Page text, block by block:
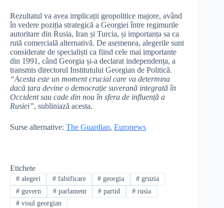
Rezultatul va avea implicații geopolitice majore, având
în vedere poziția strategică a Georgiei între regimurile
autoritare din Rusia, Iran și Turcia, și importanța sa ca
rută comercială alternativă. De asemenea, alegerile sunt
considerate de specialiști ca fiind cele mai importante
din 1991, când Georgia și-a declarat independența, a
transmis directorul Institutului Georgian de Politică.
“Acesta este un moment crucial care va determina
dacă țara devine o democrație suverană integrată în
Occident sau cade din nou în sfera de influență a
Rusiei”, subliniază acesta.
Surse alternative: The Guardian, Euronews
Etichete
#alegeri #falsificare # georgia # gruzia
#guvern #parlament # partid # rusia
#visul georgian